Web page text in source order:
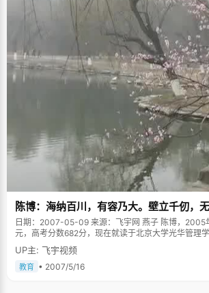
陈博：海纳百川，有容乃大。壁立千仞，
日期：2007-05-09 来源：飞宇网 燕子 陈博，2005年湖南省高考文科状
元，高考分数682分，现在就读于北京大学光华管理学院。 陈博是那
看上去就很聪明的男孩，眼神灵动，思维很快，一开
问："人们总是习惯回避聪明这个话题，你觉得自己聪
就笑了："好突然呀，不过能考这么好的成绩，天分肯
UP主: 飞宇视频
教育 • 2007/5/16